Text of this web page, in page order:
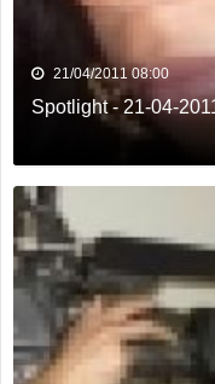
21/04/2011 08:00
Spotlight - 21-04-